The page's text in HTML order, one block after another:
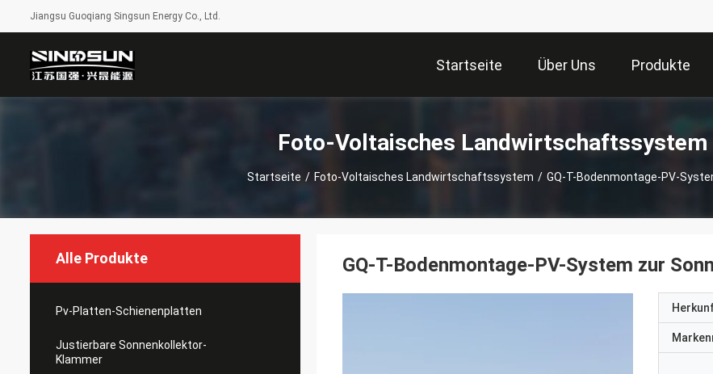
Jiangsu Guoqiang Singsun Energy Co., Ltd.
Startseite Über Uns Produkte
Foto-Voltaisches Landwirtschaftssystem
Startseite / Foto-Voltaisches Landwirtschaftssystem / GQ-T-Bodenmontage-PV-
Alle Produkte
Pv-Platten-Schienenplatten
Justierbare Sonnenkollektor-
Klammer
GQ-T-Bodenmontage-PV-System zur